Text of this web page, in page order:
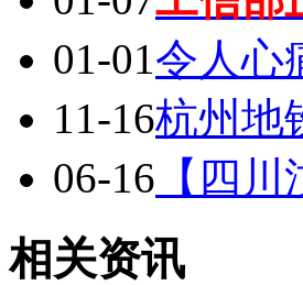
01-01令人心
11-16杭州地
06-16 【四
相关资讯